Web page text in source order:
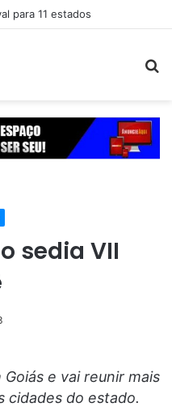
para 11 estados
sedia VII
e vai reunir mais
cidades do estado.